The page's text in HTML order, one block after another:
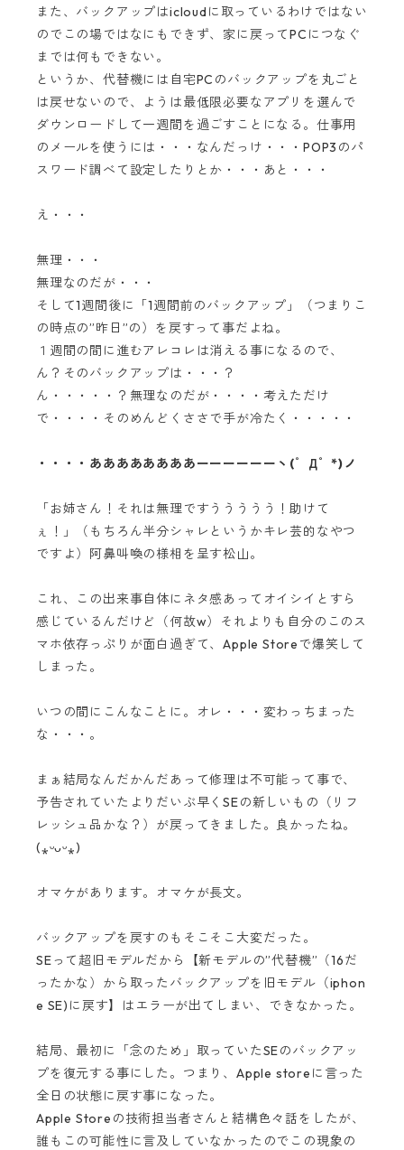
また、バックアップはicloudに取っているわけではない
のでこの場ではなにもできず、家に戻ってPCにつなぐ
までは何もできない。
というか、代替機には自宅PCのバックアップを丸ごと
は戻せないので、ようは最低限必要なアプリを選んで
ダウンロードして一週間を過ごすことになる。仕事用
のメールを使うには・・・なんだっけ・・・POP3のパ
スワード調べて設定したりとか・・・あと・・・
え・・・
無理・・・
無理なのだが・・・
そして1週間後に「1週間前のバックアップ」（つまりこ
の時点の”昨日”の）を戻すって事だよね。
１週間の間に進むアレコレは消える事になるので、
ん？そのバックアップは・・・？
ん・・・・・？無理なのだが・・・・考えただけ
で・・・・そのめんどくささで手が冷たく・・・・・
・・・・ああああああああーーーーーーヽ(゜Д゜*)ノ
「お姉さん！それは無理ですううううう！助けて
ぇ！」（もちろん半分シャレというかキレ芸的なやつ
ですよ）阿鼻叫喚の様相を呈す松山。
これ、この出来事自体にネタ感あってオイシイとすら
感じているんだけど（何故w）それよりも自分のこのス
マホ依存っぷりが面白過ぎて、Apple Storeで爆笑して
しまった。
いつの間にこんなことに。オレ・・・変わっちまった
な・・・。
まぁ結局なんだかんだあって修理は不可能って事で、
予告されていたよりだいぶ早くSEの新しいもの（リフ
レッシュ品かな？）が戻ってきました。良かったね。
(⁎ᵕᴗᵕ⁎)
オマケがあります。オマケが長文。
バックアップを戻すのもそこそこ大変だった。
SEって超旧モデルだから【新モデルの”代替機”（16だ
ったかな）から取ったバックアップを旧モデル（iphon
e SE)に戻す】はエラーが出てしまい、できなかった。
結局、最初に「念のため」取っていたSEのバックアッ
プを復元する事にした。つまり、Apple storeに言った
全日の状態に戻す事になった。
Apple Storeの技術担当者さんと結構色々話をしたが、
誰もこの可能性に言及していなかったのでこの現象の